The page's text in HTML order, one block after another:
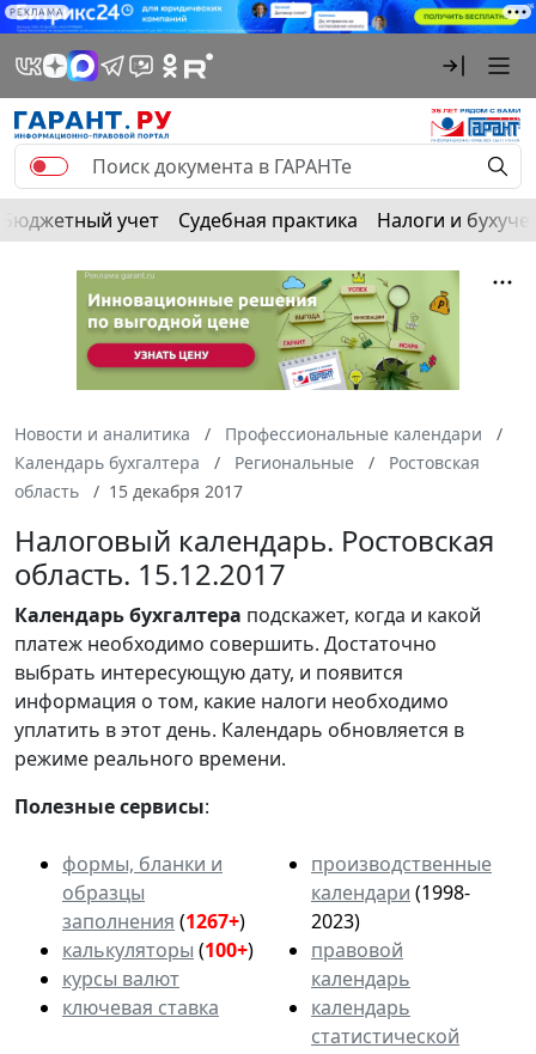
РЕКЛАМА
Бюджетный учет Судебная практика Налоги и
Новости и аналитика
Профессиональные календари
Календарь бухгалтера
Региональные
Ростовская
область
15 декабря 2017
Налоговый календарь. Ростовская
область. 15.12.2017
Календарьбухгалтера подскажет, когда и какой
платеж необходимо совершить. Достаточно
выбрать интересующую дату, и появится
информация о том, какие налоги необходимо
уплатить в этот день. Календарь обновляется в
режиме реального времени.
Полезные сервисы:
формы, бланки и
образцы
заполнения (1267+)
калькуляторы (100+)
курсы валют
ключевая ставка
производственные
календари (1998-
2023)
правовой
календарь
календарь
статистической